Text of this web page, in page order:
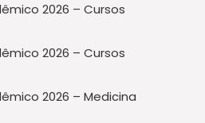
2026 – Cursos
2026 – Cursos
2026 – Medicina